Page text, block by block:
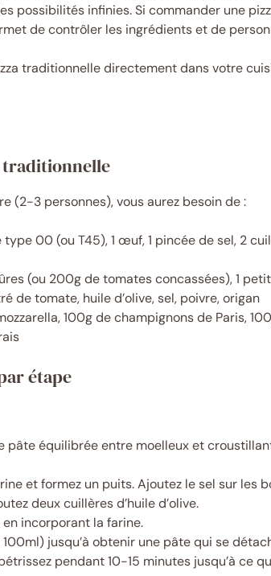
possibilités infinies. Si commander une
de contrôler les ingrédients et de
traditionnelle directement dans votre
traditionnelle
(2-3 personnes), vous aurez besoin de :
00 (ou T45), 1 œuf, 1 pincée de sel, 2
(ou 200g de tomates concassées), 1 petit
de tomate, huile d’olive, sel, poivre, origan
100g de champignons de Paris,
étape
pâte équilibrée entre moelleux et
et formez un puits. Ajoutez le sel sur les
deux cuillères d’huile d’olive.
incorporant la farine.
jusqu’à obtenir une pâte qui se
pendant 10-15 minutes jusqu’à ce